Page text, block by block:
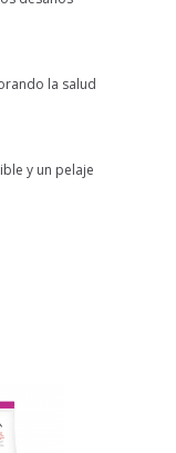
la salud
y un pelaje